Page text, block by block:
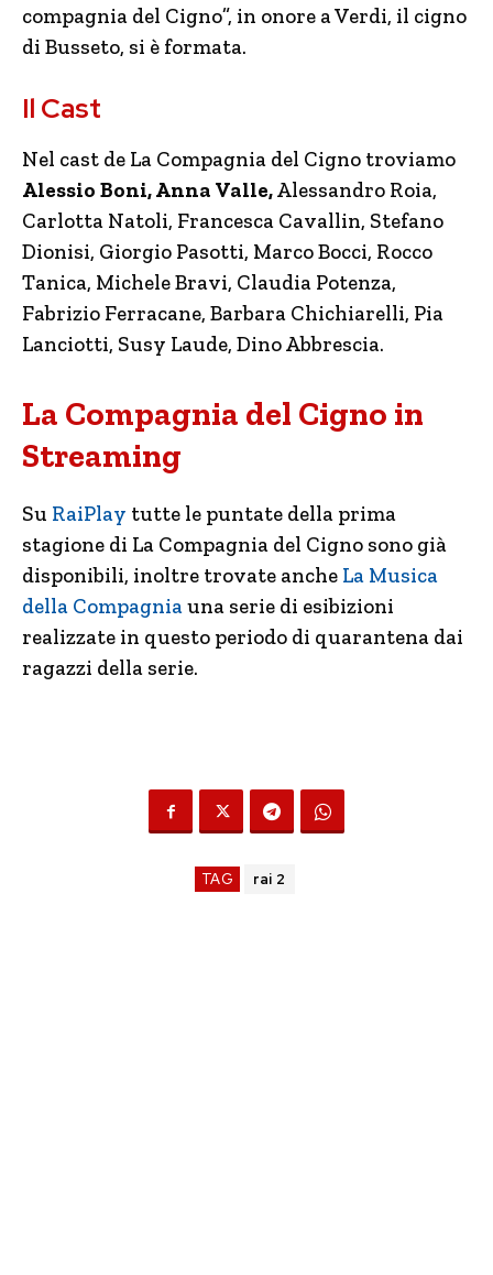
compagnia del Cigno”, in onore a Verdi, il cigno
di Busseto, si è formata.
Il Cast
Nel cast de La Compagnia del Cigno troviamo
Alessio Boni, Anna Valle,Alessandro Roia,
Carlotta Natoli, Francesca Cavallin, Stefano
Dionisi, Giorgio Pasotti, Marco Bocci, Rocco
Tanica, Michele Bravi, Claudia Potenza,
Fabrizio Ferracane, Barbara Chichiarelli, Pia
Lanciotti, Susy Laude, Dino Abbrescia.
La Compagnia del Cigno in
Streaming
Su RaiPlay tutte le puntate della prima
stagione di La Compagnia del Cigno sono già
disponibili, inoltre trovate anche La Musica
della Compagniauna serie di esibizioni
realizzate in questo periodo di quarantena dai
ragazzi della serie.
TAG rai 2